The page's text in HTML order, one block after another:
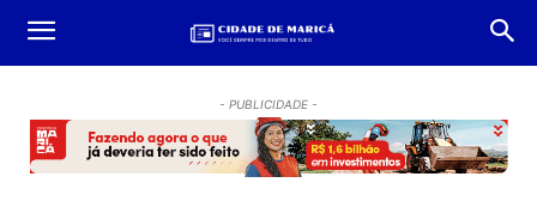
- PUBLICIDADE -